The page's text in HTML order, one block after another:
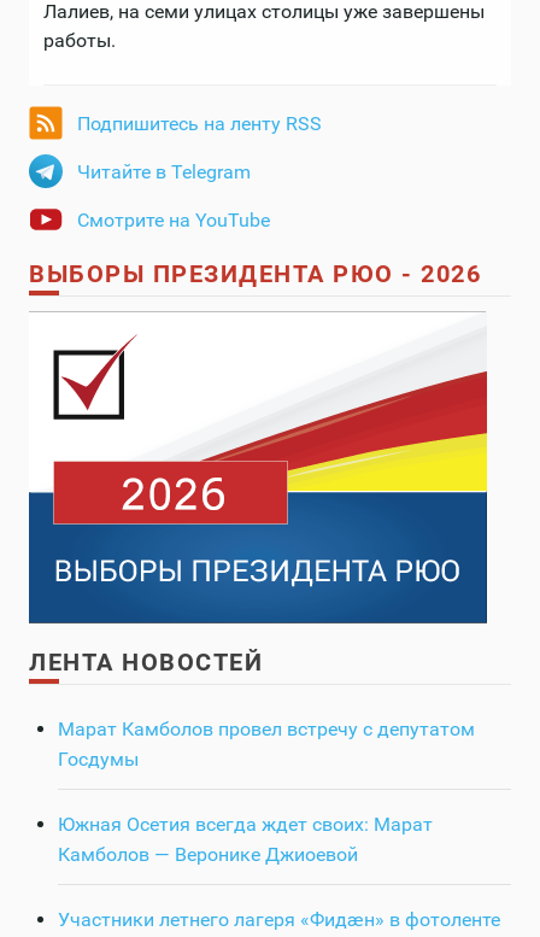
Лалиев, на семи улицах столицы уже завершены
работы.
Подпишитесь на ленту RSS
Читайте в Telegram
Смотрите на YouTube
ВЫБОРЫ ПРЕЗИДЕНТА РЮО - 2026
ЛЕНТА НОВОСТЕЙ
Марат Камболов провел встречу с депутатом
Госдумы
Южная Осетия всегда ждет своих: Марат
Камболов — Веронике Джиоевой
Участники летнего лагеря «Фидӕн» в фотоленте